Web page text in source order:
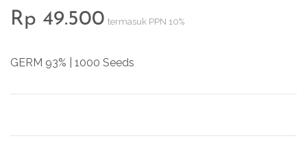
Rp 49.500 termasuk PPN 10%
GERM 93% | 1000 Seeds